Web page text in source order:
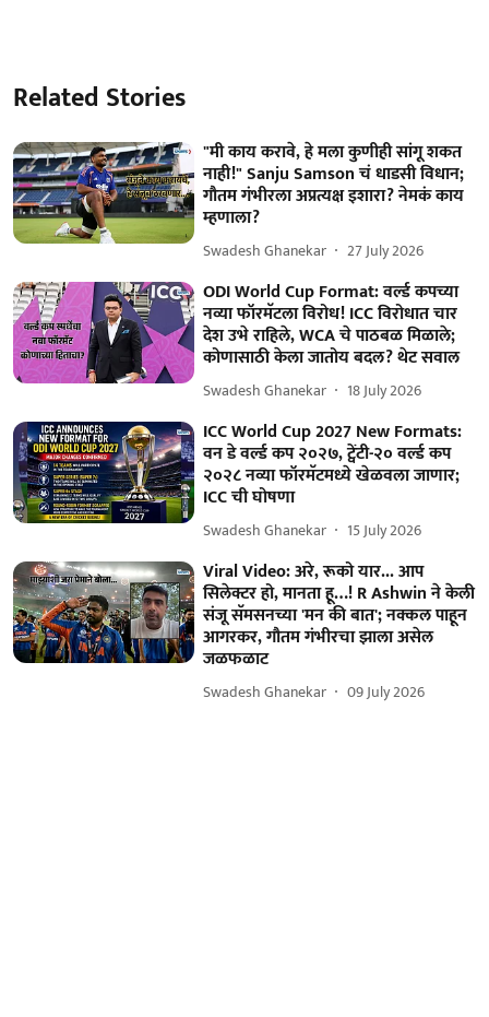
Related Stories
"मी काय करावे, हे मला कुणीही सांगू शकत
नाही!" Sanju Samson चं धाडसी विधान;
गौतम गंभीरला अप्रत्यक्ष इशारा? नेमकं काय
म्हणाला?
Swadesh Ghanekar 27 July 2026
ODI World Cup Format: वर्ल्ड कपच्या
नव्या फॉरमॅटला विरोध! ICC विरोधात चार
देश उभे राहिले, WCA चे पाठबळ मिळाले;
कोणासाठी केला जातोय बदल? थेट सवाल
Swadesh Ghanekar 18 July 2026
ICC World Cup 2027 New Formats:
वन डे वर्ल्ड कप २०२७, ट्वेंटी-२० वर्ल्ड कप
२०२८ नव्या फॉरमॅटमध्ये खेळवला जाणार;
ICC ची घोषणा
Swadesh Ghanekar 15 July 2026
Viral Video: अरे, रूको यार... आप
सिलेक्टर हो, मानता हू…! R Ashwin ने केली
संजू सॅमसनच्या 'मन की बात'; नक्कल पाहून
आगरकर, गौतम गंभीरचा झाला असेल
जळफळाट
Swadesh Ghanekar 09 July 2026